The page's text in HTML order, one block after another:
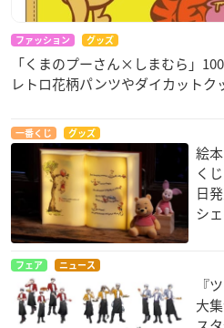
ファッション グッズ
「くまのプーさん×しまむら」
レトロ花柄パンツやダイカットク
一番くじ グッズ
絵
く
日
シ
フェア ニュース
『
大